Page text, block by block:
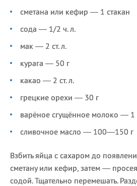
сметана или кефир — 1 стакан
сода — 1/2 ч. л.
мак — 2 ст. л.
курага — 50 г
какао — 2 ст. л.
грецкие орехи — 30 г
варёное сгущённое молоко — 1
сливочное масло — 100—150 г
Взбить яйца с сахаром до
сметану или кефир, затем —
содой. Тщательно перемешать.